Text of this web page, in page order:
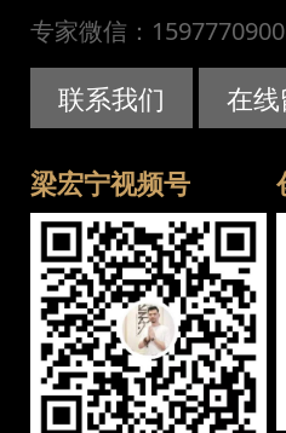
专家微信：
联系我们 在
梁宏宁视频号